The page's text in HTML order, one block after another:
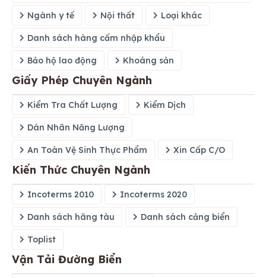
Ngành y tế Nội thất Loại khác
Danh sách hàng cấm nhập khẩu
Bảo hộ lao động Khoáng sản
Giấy Phép Chuyên Ngành
Kiểm Tra Chất Lượng Kiểm Dịch
Dán Nhãn Năng Lượng
An Toàn Vệ Sinh Thực Phẩm Xin Cấp C/O
Kiến Thức Chuyên Ngành
Incoterms 2010 Incoterms 2020
Danh sách hãng tàu Danh sách cảng biển
Toplist
Vận Tải Đường Biển